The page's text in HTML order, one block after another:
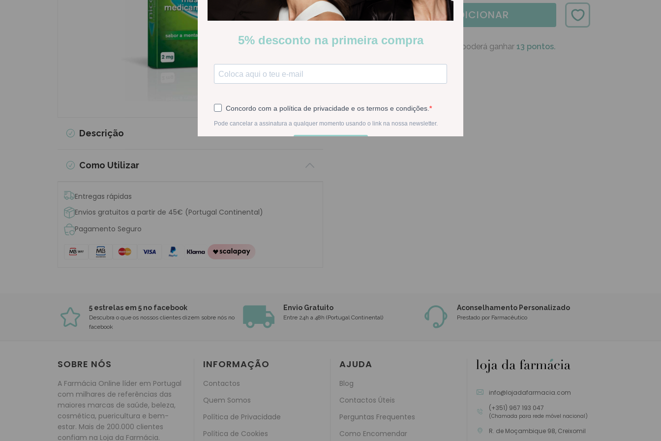
Descrição
Como Utilizar
Entregas rápidas
Envios gratuitos a partir de 45€ (Portugal Continental)
Pagamento Seguro
+ ADICIONAR
Na compra deste produto poderá ganhar 13 pontos.
5 estrelas em 5 no facebook
Descubra o que os nossos clientes dizem sobre nós no
facebook
Envio Gratuito
Entre 24h a 48h (Portugal Continental)
Aconselhamento Personalizado
Prestado por Farmacêutico
SOBRE NÓS
A Farmácia Online líder em Portugal
com milhares de referências das
maiores marcas de saúde, beleza,
cosmética, puericultura e bem-
estar. Mais de 200.000 clientes
confiam na Loja da Farmácia.
INFORMAÇÃO
Contactos
Quem Somos
Política de Privacidade
Política de Cookies
AJUDA
Blog
Contactos Úteis
Perguntas Frequentes
Como Encomendar
info@lojadafarmacia.com
(+351) 967 193 047
(Chamada para rede móvel nacional)
R. de Moçambique 98, Creixomil